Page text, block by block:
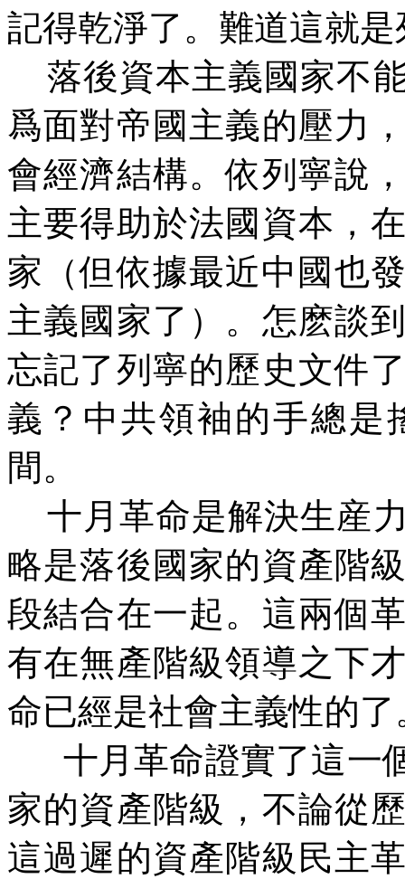
記得乾淨了。難道這就
落後資本主義國家不
爲面對帝國主義的壓力
會經濟結構。依列寧說
主要得助於法國資本，
家（但依據最近中國也
主義國家了）。怎麽談
忘記了列寧的歷史文件
義？中共領袖的手總是
間。
十月革命是解決生産
略是落後國家的資產階
段結合在一起。這兩個
有在無產階級領導之下
命已經是社會主義性的了
十月革命證實了這一
家的資產階級，不論從
這過遲的資產階級民主